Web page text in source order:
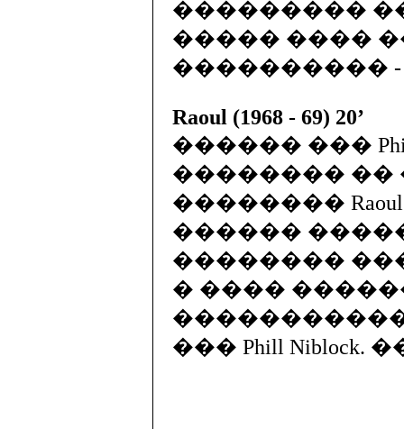
��������� ���
����� ���� ���
���������� -
Raoul (1968 - 69) 20’
������ ���
�������� ��
�������� Raoul
������
��������
� ����
�������������
��� Phill Niblock.